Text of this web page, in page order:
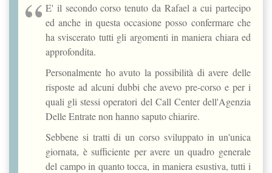
E' il secondo corso tenuto da Rafael a cui partecipo
ed anche in questa occasione posso confermare che
ha sviscerato tutti gli argomenti in maniera chiara ed
approfondita.
Personalmente ho avuto la possibilità di avere delle
risposte ad alcuni dubbi che avevo pre-corso e per i
quali gli stessi operatori del Call Center dell'Agenzia
Delle Entrate non hanno saputo chiarire.
Sebbene si tratti di un corso sviluppato in un'unica
giornata, è sufficiente per avere un quadro generale
del campo in quanto tocca, in maniera esustiva, tutti i